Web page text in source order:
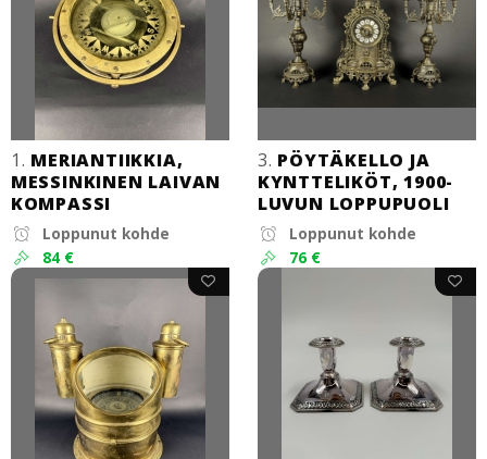
1. MERIANTIIKKIA,
MESSINKINEN LAIVAN
KOMPASSI
Loppunut kohde
84 €
3. PÖYTÄKELLO JA
KYNTTELIKÖT, 1900-
LUVUN LOPPUPUOLI
Loppunut kohde
76 €